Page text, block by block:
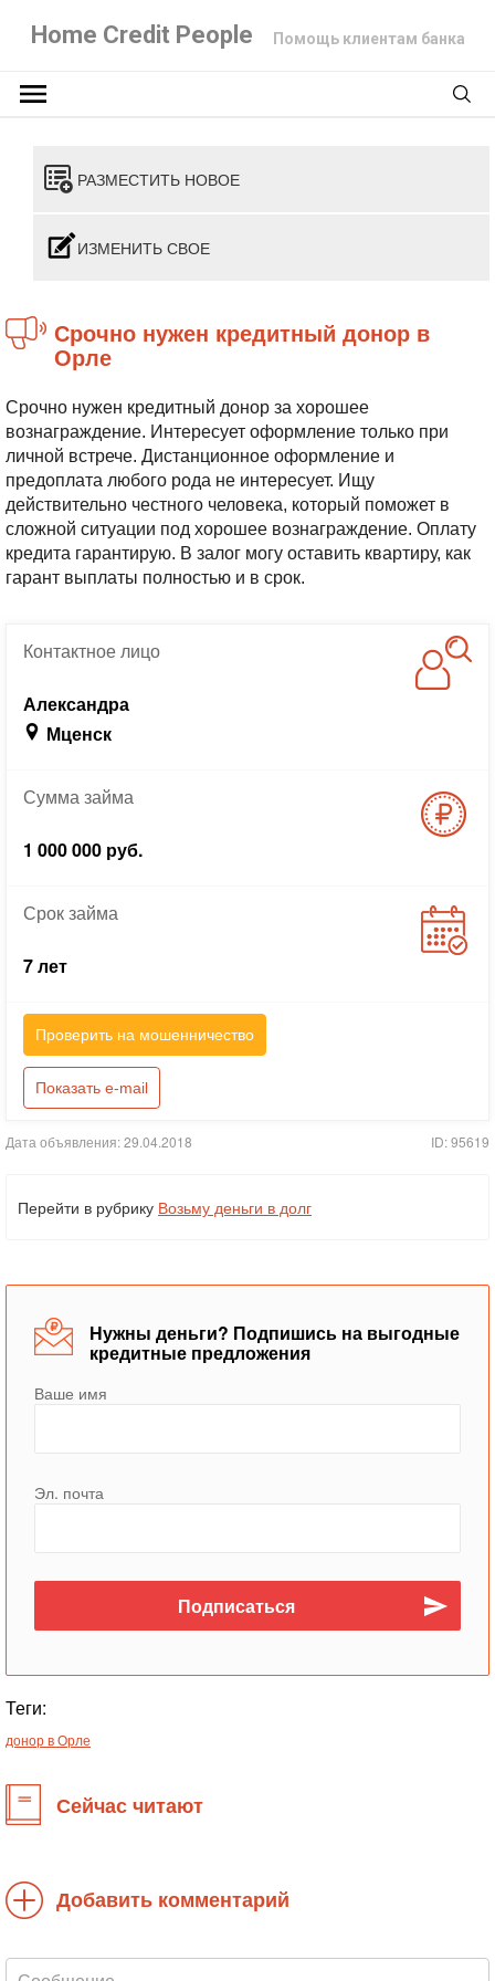
Home Credit People Помощь клиентам банка
РАЗМЕСТИТЬ НОВОЕ
ИЗМЕНИТЬ СВОЕ
Срочно нужен кредитный донор в
Орле
Срочно нужен кредитный донор за хорошее
вознаграждение. Интересует оформление только при
личной встрече. Дистанционное оформление и
предоплата любого рода не интересует. Ищу
действительно честного человека, который поможет в
сложной ситуации под хорошее вознаграждение. Оплату
кредита гарантирую. В залог могу оставить квартиру, как
гарант выплаты полностью и в срок.
Контактноелицо
Александра
Мценск
Суммазайма
1 000 000 руб.
Срокзайма
7 лет
Проверить на мошенничество
Показать e-mail
Дата объявления: 29.04.2018 ID: 95619
Перейти в рубрику Возьму деньги в долг
Нужны деньги? Подпишись на выгодные
кредитные предложения
Ваше имя
Эл. почта
Теги:
донор в Орле
Сейчас читают
Добавить комментарий